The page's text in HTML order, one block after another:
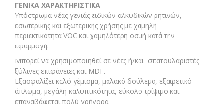
ΓΕΝΙΚΑ ΧΑΡΑΚΤΗΡΙΣΤΙΚΑ
Υπόστρωμα νέας γενιάς ειδικών αλκυδικών ρητινών,
εσωτερικής και εξωτερικής χρήσης με χαμηλή
περιεκτικότητα VOC και χαμηλότερη οσμή κατά την
εφαρμογή.
Μπορεί να χρησιμοποιηθεί σε νέες ή/και σπατουλαριστές
ξύλινες επιφάνειες και MDF.
Εξασφαλίζει καλό γέμισμα, μαλακό δούλεμα, εξαιρετικό
άπλωμα, μεγάλη καλυπτικότητα, εύκολο τρίψιμο και
επαναβάφεται πολύ γρήγορα.